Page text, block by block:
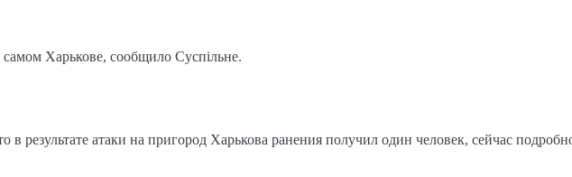
Харькове, сообщило Суспільне.
результате атаки на пригород Харькова ранения получил один человек, сейчас